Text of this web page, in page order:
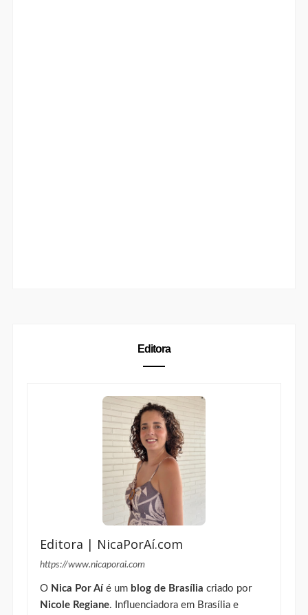
Editora
Editora | NicaPorAí.com
https://www.nicaporai.com
O Nica Por Aíé um blog de Brasília criado por
Nicole Regiane. Influenciadora em Brasília e